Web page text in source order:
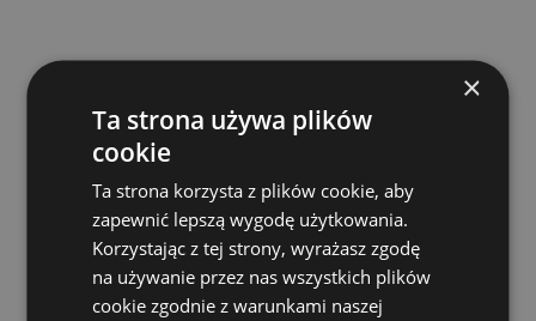
×
Ta strona używa plików
cookie
Ta strona korzysta z plików cookie, aby
zapewnić lepszą wygodę użytkowania.
Korzystając z tej strony, wyrażasz zgodę
na używanie przez nas wszystkich plików
cookie zgodnie z warunkami naszej